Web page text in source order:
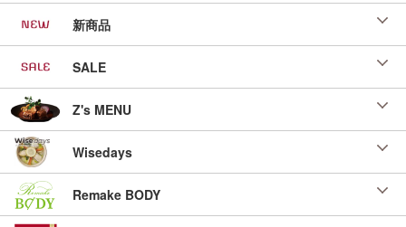
新商品
SALE
Z's MENU
Wisedays
Remake BODY